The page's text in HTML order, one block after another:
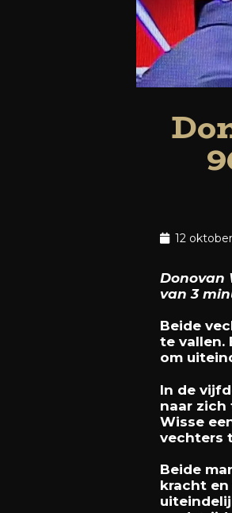
12
Donovan
van 3
Beide
te vallen.
om
In de
naar zich
Wisse
vechters
Beide
kracht en